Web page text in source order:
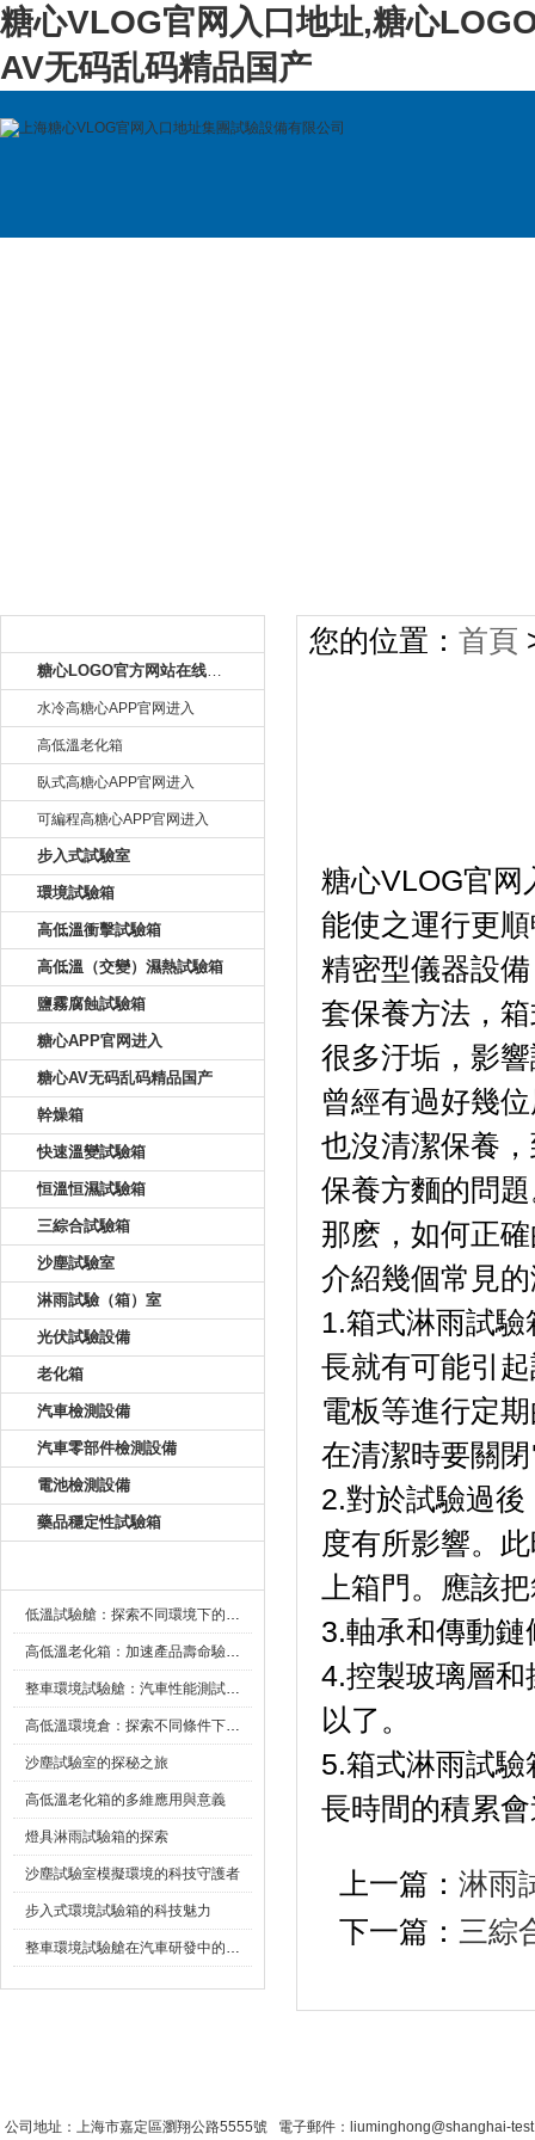
糖心VLOG官网入口地址,糖心
AV无码乱码精品国产
糖心LOGO官方网站在线观看
水冷高糖心APP官网进入
高低溫老化箱
臥式高糖心APP官网进入
可編程高糖心APP官网进入
步入式試驗室
環境試驗箱
高低溫衝擊試驗箱
高低溫（交變）濕熱試驗箱
鹽霧腐蝕試驗箱
糖心APP官网进入
糖心AV无码乱码精品国产
幹燥箱
快速溫變試驗箱
恒溫恒濕試驗箱
三綜合試驗箱
沙塵試驗室
淋雨試驗（箱）室
光伏試驗設備
老化箱
汽車檢測設備
汽車零部件檢測設備
電池檢測設備
藥品穩定性試驗箱
低溫試驗艙：探索不同環境下的科技邊界
高低溫老化箱：加速產品壽命驗證的可靠夥伴
整車環境試驗艙：汽車性能測試的設備
高低溫環境倉：探索不同條件下的科學奧秘
沙塵試驗室的探秘之旅
高低溫老化箱的多維應用與意義
燈具淋雨試驗箱的探索
沙塵試驗室模擬環境的科技守護者
步入式環境試驗箱的科技魅力
整車環境試驗艙在汽車研發中的作用
您的位置： 首頁
糖心VLOG官网
能使之運行更順
精密型儀器設備
套保養方法，
很多汙垢，影
曾經有過好幾
也沒清潔保養
保養方麵的問題
那麽，如何
介紹幾個常見的
1.箱式淋雨試驗
長就有可能引起該
電板等進行定期
在清潔時要關閉
2.對於試驗過後
度有所影響。
上箱門。應該
3.軸承和傳動鏈
4.控製玻璃層
以了。
5.箱式淋雨試驗
長時間的積累會
上一篇： 淋雨
下一篇： 三綜
公司地址：上海市嘉定區瀏翔公路5555號 電子郵件：liuminghong@shanghai-